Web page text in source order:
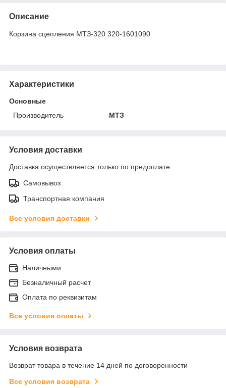
Описание
Корзина сцепления МТЗ-320 320-1601090
Характеристики
Основные
Производитель
МТЗ
Условия доставки
Доставка осуществляется только по предоплате.
Самовывоз
Транспортная компания
Все условия доставки
Условия оплаты
Наличными
Безналичный расчет
Оплата по реквизитам
Все условия оплаты
Условия возврата
Возврат товара в течение 14 дней по договоренности
Все условия возврата